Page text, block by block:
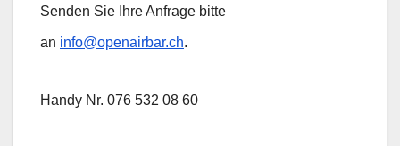
Senden Sie Ihre Anfrage bitte
an info@openairbar.ch.
Handy Nr. 076 532 08 60